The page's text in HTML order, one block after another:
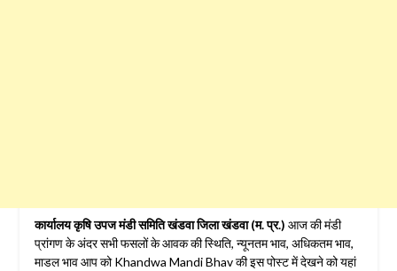
कार्यालय कृषि उपज मंडी समिति खंडवा जिला खंडवा (म. प्र.) आज की मंडी
प्रांगण के अंदर सभी फसलों के आवक की स्थिति, न्यूनतम भाव, अधिकतम भाव,
माडल भाव आप को Khandwa Mandi Bhav की इस पोस्ट में देखने को यहां